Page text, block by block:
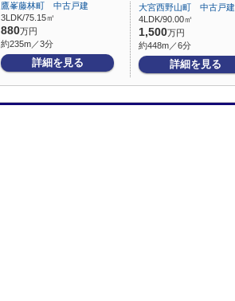
鷹峯藤林町 中古戸建
3LDK/75.15㎡
880万円
約235m／3分
詳細を見る
大宮西野山町 中古戸建
4LDK/90.00㎡
1,500万円
約448m／6分
詳細を見る